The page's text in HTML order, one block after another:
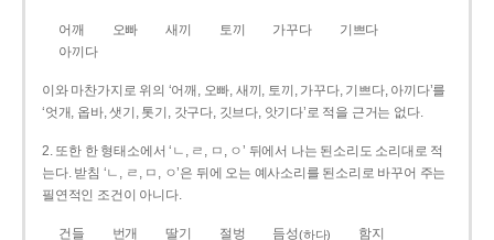
어깨 오빠 새끼 토끼 가꾸다
기쁘다
아끼다
이와 마찬가지로 위의 ‘어깨, 오빠, 새끼, 토끼, 가꾸다, 기쁘다, 아끼다’를
‘엇개, 옵바, 샛기, 톳기, 갓구다, 깃브다, 앗기다’로 적을 근거는 없다.
2. 또한 한 형태소에서 ‘ㄴ, ㄹ, ㅁ, ㅇ’ 뒤에서 나는 된소리도 소리대로 적
는다. 받침 ‘ㄴ, ㄹ, ㅁ, ㅇ’은 뒤에 오는 예사소리를 된소리로 바꾸어 주는
필연적인 조건이 아니다.
건들 번개 딸기 절벙 듬성(하다)
함지